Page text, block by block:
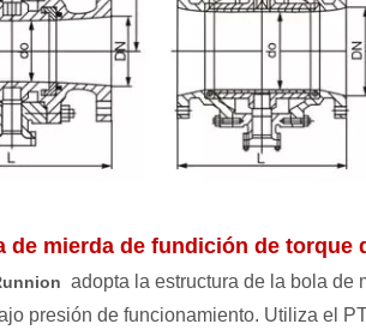
de mierda de fundición de torque
adopta la estructura de la bola de
presión de funcionamiento. Utiliza el